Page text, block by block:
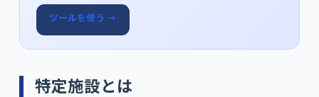
ツールを使う →
特定施設とは